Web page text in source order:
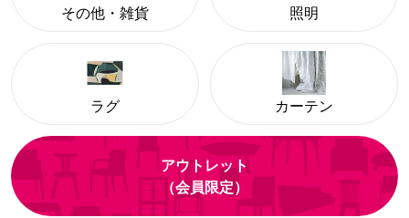
その他・雑貨 照明
ラグ カーテン
アウトレット
（会員限定）